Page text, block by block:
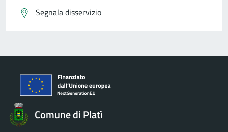
Segnala disservizio
Comune di Platì